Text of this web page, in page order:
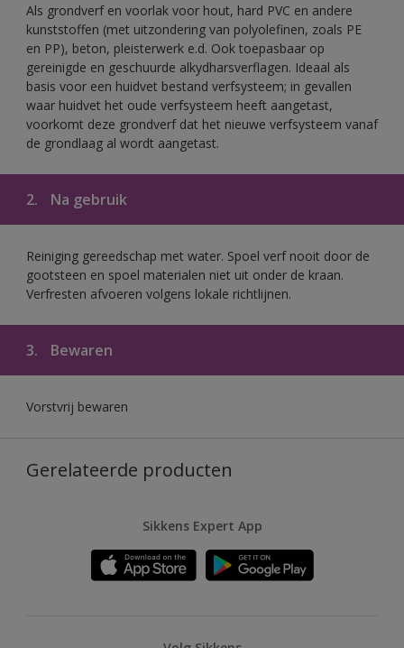
Als grondverf en voorlak voor hout, hard PVC en andere
kunststoffen (met uitzondering van polyolefinen, zoals PE
en PP), beton, pleisterwerk e.d. Ook toepasbaar op
gereinigde en geschuurde alkydharsverflagen. Ideaal als
basis voor een huidvet bestand verfsysteem; in gevallen
waar huidvet het oude verfsysteem heeft aangetast,
voorkomt deze grondverf dat het nieuwe verfsysteem vanaf
de grondlaag al wordt aangetast.
2. Na gebruik
Reiniging gereedschap met water. Spoel verf nooit door de
gootsteen en spoel materialen niet uit onder de kraan.
Verfresten afvoeren volgens lokale richtlijnen.
3. Bewaren
Vorstvrij bewaren
Gerelateerde producten
Sikkens Expert App